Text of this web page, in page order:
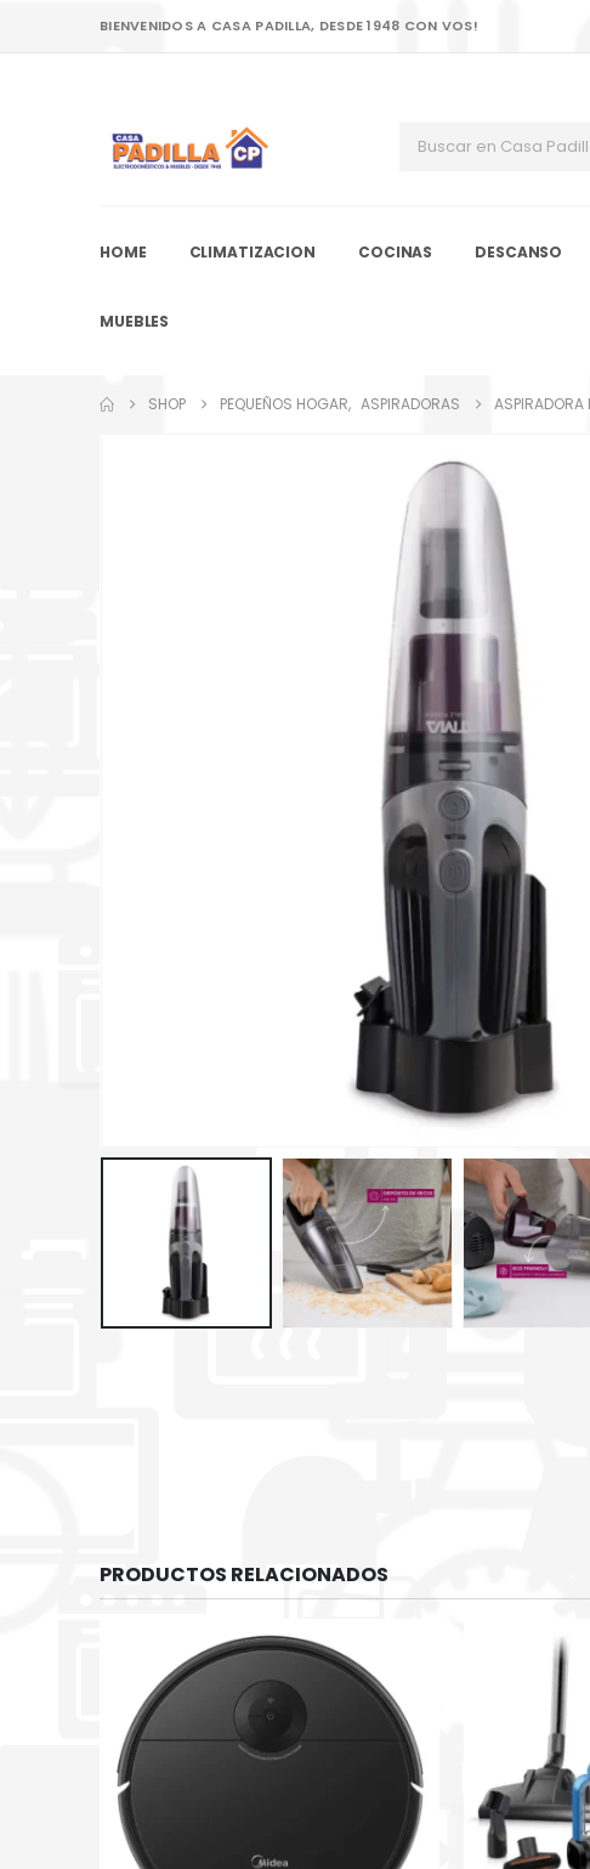
BIENVENIDOS A CASA PADILLA, DESDE 1948 CON VOS!
HOME CLIMATIZACION COCINAS DESCANSO
MUEBLES
SHOP PEQUEÑOS HOGAR, ASPIRADORAS ASPIRADORA
PRODUCTOS RELACIONADOS